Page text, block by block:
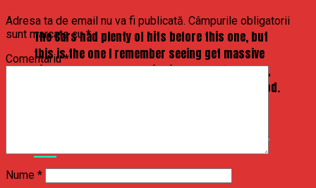
The Cars had plenty of hits before this one, but
this is the one I remember seeing get massive
airplay on MTV. Loved this video.#RIPRicOcasek,
you and the Cars were a big part of my childhood.
September 16,
2019
Adresa ta de email nu va fi publicată. Câmpurile obligatorii
sunt marcate cu*
Comentariu*
Nume *